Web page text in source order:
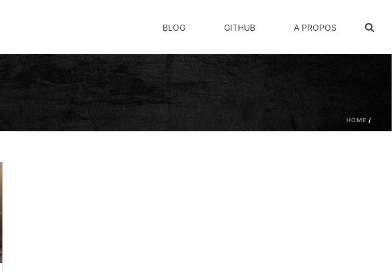
BLOG GITHUB A PROPOS
HOME /